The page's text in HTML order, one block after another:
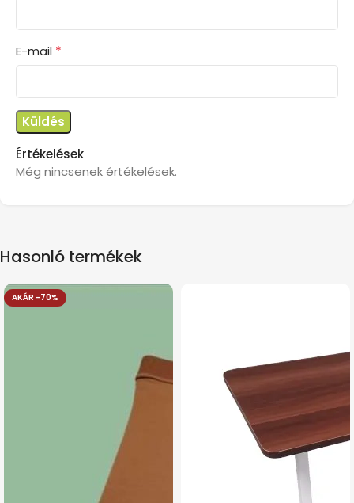
Értékelések
Még nincsenek értékelések.
E-mail *
Hasonló termékek
AKÁR -70%